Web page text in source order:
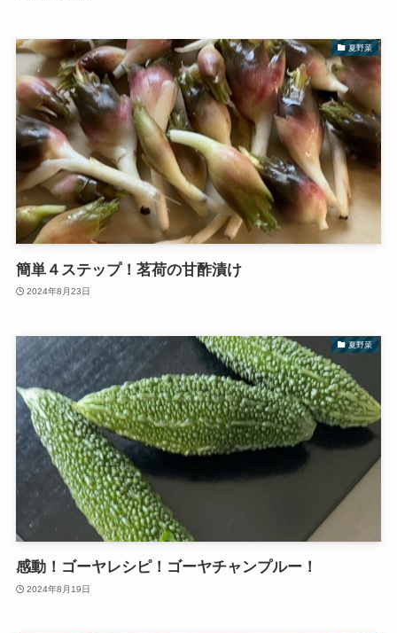
夏野菜
簡単４ステップ！茗荷の甘酢漬け
2024年8月23日
夏野菜
感動！ゴーヤレシピ！ゴーヤチャンプルー！
2024年8月19日